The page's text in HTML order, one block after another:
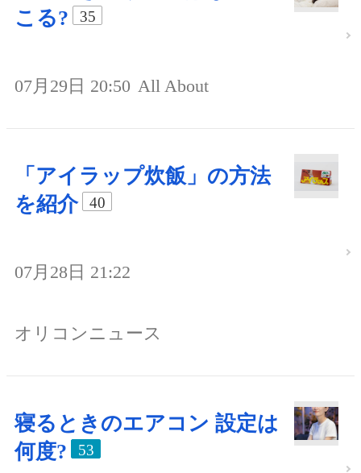
こる?
35
07月29日 20:50 All About
「アイラップ炊飯」の方法
を紹介
40
07月28日 21:22
オリコンニュース
寝るときのエアコン 設定は
何度?
53